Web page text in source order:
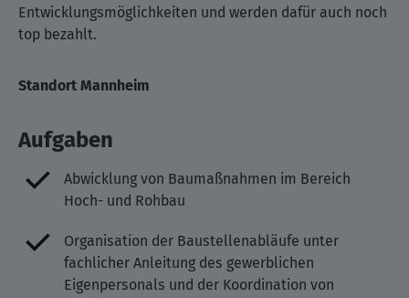
Entwicklungsmöglichkeiten und werden dafür auch noch
top bezahlt.
Standort Mannheim
Aufgaben
Abwicklung von Baumaßnahmen im Bereich
Hoch- und Rohbau
Organisation der Baustellenabläufe unter
fachlicher Anleitung des gewerblichen
Eigenpersonals und der Koordination von